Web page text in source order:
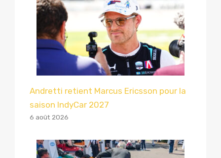
Andretti retient Marcus Ericsson pour la
saison IndyCar 2027
6 août 2026